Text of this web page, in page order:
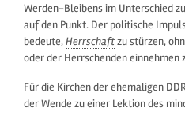
Werden-Bleibens im Unterschied
auf den Punkt. Der politische
bedeute,Herrschaftzu stürzen,
oder der Herrschenden einnehmen
Für die Kirchen der ehemaligen
der Wende zu einer Lektion des